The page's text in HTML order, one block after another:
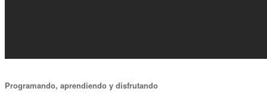
Programando, aprendiendo y disfrutando